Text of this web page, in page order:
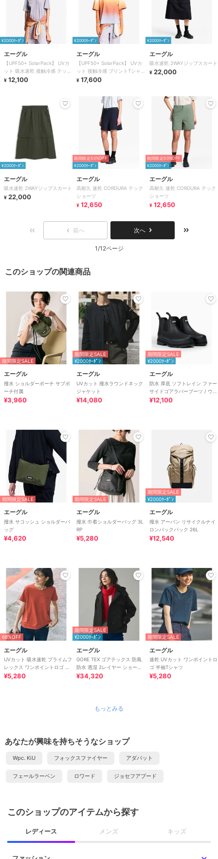
¥2000ｸｰﾎﾟﾝ
エーグル
【UPF50+ SolarPack】 UVカ
ット 吸水速乾 接触冷感 テック
Tシャツ
¥ 12,100
¥2000ｸｰﾎﾟﾝ
エーグル
【UPF50+ SolarPack】 UVカ
ット 接触冷感 プリントTシャ
ツ
¥ 17,600
¥2000ｸｰﾎﾟﾝ
エーグル
吸水速乾 2WAYジップスカート
¥ 22,000
¥2000ｸｰﾎﾟﾝ
エーグル
吸水速乾 2WAYジップスカート
¥ 22,000
期間限定50%OFF
¥2000ｸｰﾎﾟﾝ
エーグル
高耐久 速乾 CORDURA テック
ショーツ
¥ 12,650
期間限定50%OFF
¥2000ｸｰﾎﾟﾝ
エーグル
高耐久 速乾 CORDURA テック
ショーツ
¥ 12,650
前へ 次へ
1/12ページ
このショップの関連商品
期間限定SALE
エーグル
撥水 ショルダーポーチ サブポ
ーチ付属
¥3,960
期間限定SALE
¥2000ｸｰﾎﾟﾝ
エーグル
UVカット 撥水ラウンドネック
ジャケット
¥14,080
期間限定SALE
¥2000ｸｰﾎﾟﾝ
エーグル
防水 厚底 ソフトレイン ファー
サイドゴアラバーブーツ / ウィ
ンターブーツ
¥12,100
期間限定SALE
エーグル
撥水 サコッシュ ショルダーバ
ッグ
¥4,620
期間限定SALE
エーグル
撥水 巾着ショルダーバッグ 3L
RP
¥5,280
期間限定SALE
¥2000ｸｰﾎﾟﾝ
エーグル
撥水 アーバン リサイクルナイ
ロンバックパック 26L
¥12,540
68%OFF
エーグル
UVカット 吸水速乾 プライムフ
レックス ワンポイントロゴ 半
袖Tシャツ RP
¥5,280
期間限定SALE
¥2000ｸｰﾎﾟﾝ
エーグル
GORE TEX ゴアテックス 防風
防水 透湿 2レイヤー ショート
トレンチコート / フード脱着
¥34,320
期間限定SALE
エーグル
速乾 UVカット ワンポイントロ
ゴ 半袖Tシャツ
¥5,280
もっとみる
あなたが興味を持ちそうなショップ
Wpc. KiU フォックスファイヤー アダバット
フェールラーベン ロワード ジョセフアブード
このショップのアイテムから探す
レディース メンズ キッズ